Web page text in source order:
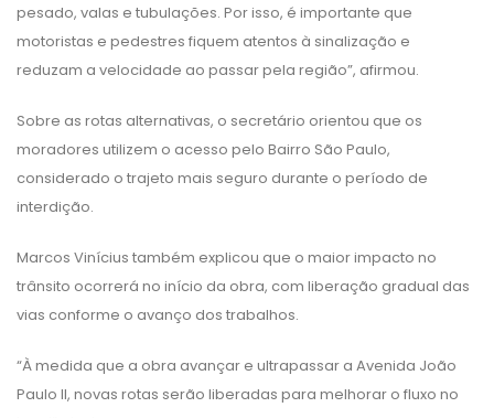
pesado, valas e tubulações. Por isso, é importante que
motoristas e pedestres fiquem atentos à sinalização e
reduzam a velocidade ao passar pela região”, afirmou.
Sobre as rotas alternativas, o secretário orientou que os
moradores utilizem o acesso pelo Bairro São Paulo,
considerado o trajeto mais seguro durante o período de
interdição.
Marcos Vinícius também explicou que o maior impacto no
trânsito ocorrerá no início da obra, com liberação gradual das
vias conforme o avanço dos trabalhos.
“À medida que a obra avançar e ultrapassar a Avenida João
Paulo II, novas rotas serão liberadas para melhorar o fluxo no